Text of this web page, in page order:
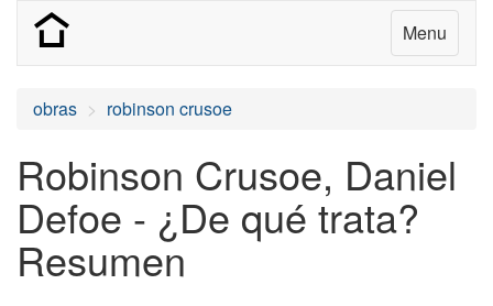
Menu
obras robinson crusoe
Robinson Crusoe, Daniel
Defoe - ¿De qué trata?
Resumen